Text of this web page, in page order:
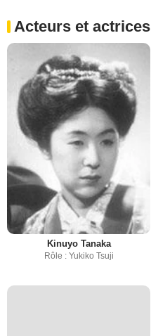
Acteurs et actrices
Kinuyo Tanaka
Rôle : Yukiko Tsuji